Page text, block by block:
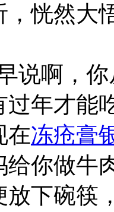
，恍然大
说啊，
过年才能
在冻疮膏
给你做牛
放下碗筷